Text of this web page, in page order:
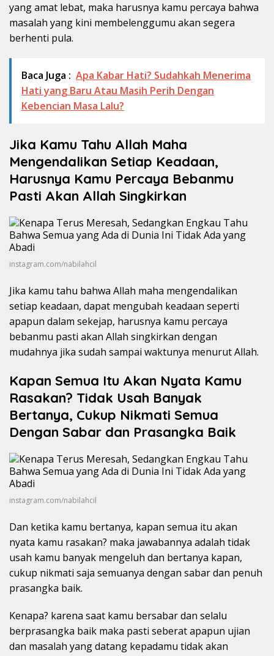
yang amat lebat, maka harusnya kamu percaya bahwa
masalah yang kini membelenggumu akan segera
berhenti pula.
Baca Juga : Apa Kabar Hati? Sudahkah Menerima
Hati yang Baru Atau Masih Perih Dengan
Kebencian Masa Lalu?
Jika Kamu Tahu Allah Maha
Mengendalikan Setiap Keadaan,
Harusnya Kamu Percaya Bebanmu
Pasti Akan Allah Singkirkan
instagram.com/nabilahcil
Jika kamu tahu bahwa Allah maha mengendalikan
setiap keadaan, dapat mengubah keadaan seperti
apapun dalam sekejap, harusnya kamu percaya
bebanmu pasti akan Allah singkirkan dengan
mudahnya jika sudah sampai waktunya menurut Allah.
Kapan Semua Itu Akan Nyata Kamu
Rasakan? Tidak Usah Banyak
Bertanya, Cukup Nikmati Semua
Dengan Sabar dan Prasangka Baik
instagram.com/nabilahcil
Dan ketika kamu bertanya, kapan semua itu akan
nyata kamu rasakan? maka jawabannya adalah tidak
usah kamu banyak mengeluh dan bertanya kapan,
cukup nikmati saja semuanya dengan sabar dan penuh
prasangka baik.
Kenapa? karena saat kamu bersabar dan selalu
berprasangka baik maka pasti seberat apapun ujian
dan masalah yang datang kepadamu tidak akan